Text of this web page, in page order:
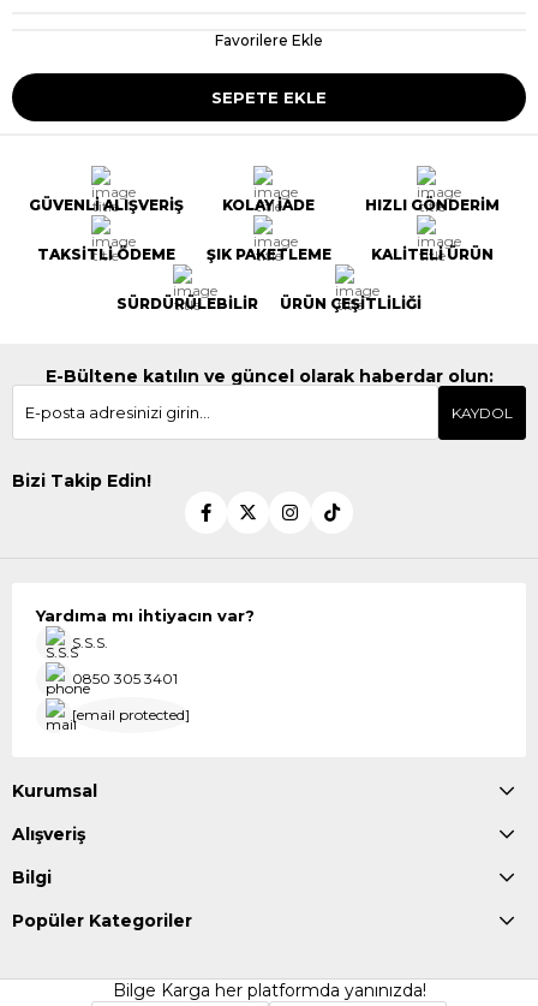
Favorilere Ekle
GÜVENLİ ALIŞVERİŞ KOLAY İADE HIZLI GÖNDERİM
TAKSİTLİ ÖDEME ŞIK PAKETLEME KALİTELİ ÜRÜN
SÜRDÜRÜLEBİLİR ÜRÜN ÇEŞİTLİLİĞİ
E-Bültene katılın ve güncel olarak haberdar olun:
KAYDOL
Bizi Takip Edin!
Yardıma mı ihtiyacın var?
S.S.S.
0850 305 3401
[email protected]
Kurumsal
Alışveriş
Bilgi
Popüler Kategoriler
Bilge Karga her platformda yanınızda!